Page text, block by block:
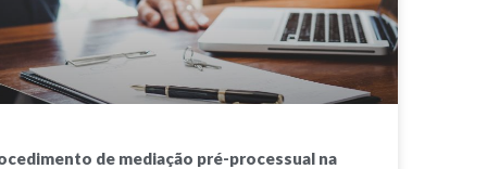
de mediação pré-processual na